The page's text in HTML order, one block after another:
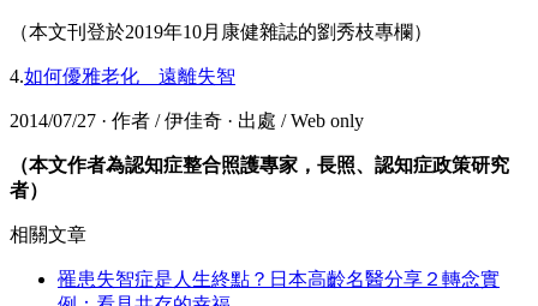
（本文刊登於2019年10月康健雜誌的劉秀枝專欄）
4.如何優雅老化 遠離失智
2014/07/27 · 作者 / 伊佳奇 · 出處 / Web only
（本文作者為認知症整合照護專家，長照、認知症政策研究
者）
相關文章
罹患失智症是人生終點？日本高齡名醫分享２轉念實